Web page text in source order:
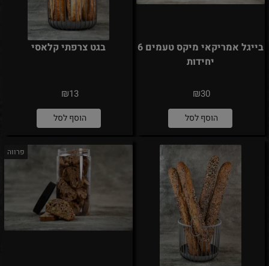
בייגל אמריקאי מיקס טעמים 6
יחידות
₪30
הוסף לסל
בגט צרפתי קלאסי
₪13
הוסף לסל
פרווה